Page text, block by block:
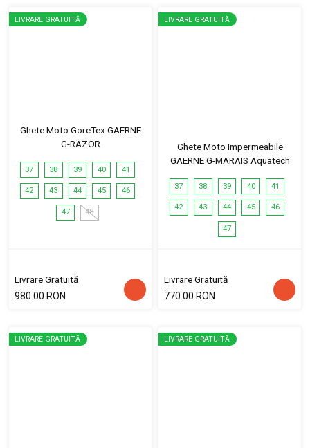
LIVRARE GRATUITĂ
Ghete Moto GoreTex GAERNE
G-RAZOR
37 38 39 40 41
42 43 44 45 46
47 48
Livrare Gratuită
980.00 RON
LIVRARE GRATUITĂ
Ghete Moto Impermeabile
GAERNE G-MARAIS Aquatech
37 38 39 40 41
42 43 44 45 46
47
Livrare Gratuită
770.00 RON
LIVRARE GRATUITĂ LIVRARE GRATUITĂ